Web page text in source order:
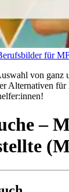
für
von ganz
Alternativen für
–